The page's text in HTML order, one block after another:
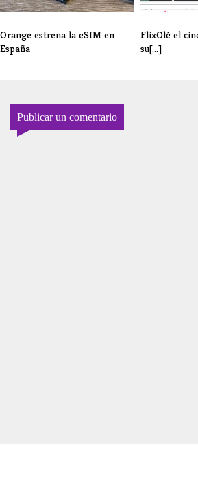
Orange estrena la eSIM en
España
FlixOlé el
su[...]
Publicar un comentario